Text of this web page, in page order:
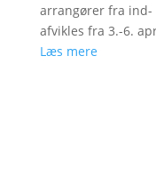
arrangører fra ind-
afvikles fra 3.-6.
Læs mere